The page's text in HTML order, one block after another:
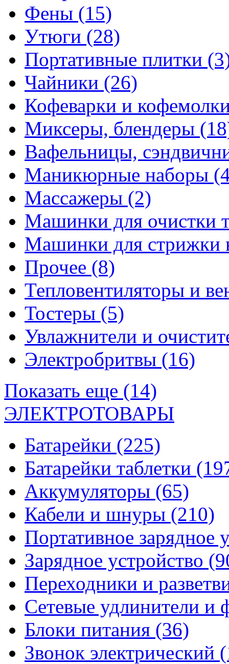
Фены (15)
Утюги (28)
Портативные плитки
Чайники (26)
Кофеварки и
Миксеры, блендеры
Вафельницы,
Маникюрные наборы
Массажеры (2)
Машинки для очистки
Машинки для стрижки
Прочее (8)
Тепловентиляторы и
Тостеры (5)
Увлажнители и
Электробритвы (16)
Показать еще (14)
ЭЛЕКТРОТОВАРЫ
Батарейки (225)
Батарейки таблетки
Аккумуляторы (65)
Кабели и шнуры (210)
Портативное зарядное
Зарядное устройство
Переходники и
Сетевые удлинители и
Блоки питания (36)
Звонок электрический